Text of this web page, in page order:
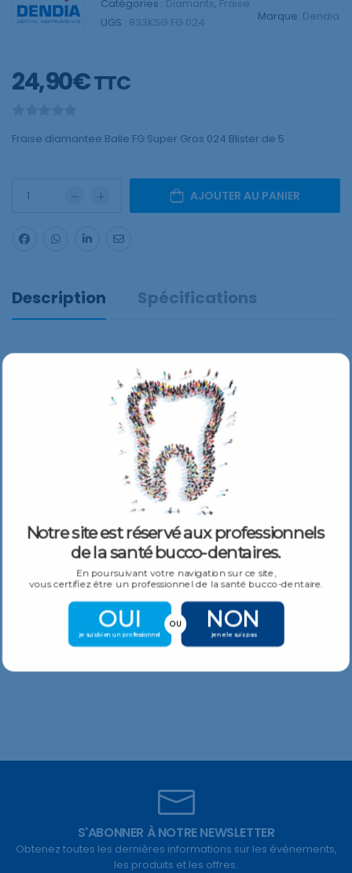
Catégories : Diamants, Fraise
UGS : 833KSG.FG.024 Marque: Dendia
24,90€TTC
Fraise diamantee Balle FG Super Gros 024 Blister de 5
AJOUTER AU PANIER
Description Spécifications
Fraise diamantee Balle FG Super Gros 024 Blister de 5
Produits Similaires Plus De Produits
Fraise diamantee Bourgeon mince
S'ABONNER À NOTRE NEWSLETTER
Obtenez toutes les dernières informations sur les événements,
les produits et les offres.
Notre site est réservé aux professionnels
de la santé bucco-dentaires.
En poursuivant votre navigation sur ce site,
vous certifiez être un professionnel de la santé bucco-dentaire.
OUI
je suis bien un professionnel
NON
je ne le suis pas
OU